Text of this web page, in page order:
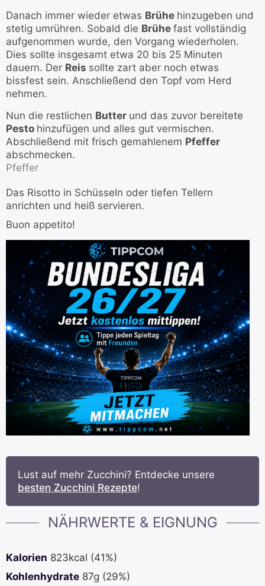
Danach immer wieder etwas Brühe hinzugeben und
stetig umrühren. Sobald die Brühe fast vollständig
aufgenommen wurde, den Vorgang wiederholen.
Dies sollte insgesamt etwa 20 bis 25 Minuten
dauern. Der Reis sollte zart aber noch etwas
bissfest sein. Anschließend den Topf vom Herd
nehmen.
Nun die restlichen Butter und das zuvor bereitete
Pesto hinzufügen und alles gut vermischen.
Abschließend mit frisch gemahlenem Pfeffer
abschmecken.
Pfeffer
Das Risotto in Schüsseln oder tiefen Tellern
anrichten und heiß servieren.
Buon appetito!
Lust auf mehr Zucchini? Entdecke unsere
besten Zucchini Rezepte!
NÄHRWERTE & EIGNUNG
Kalorien 823kcal (41%)
Kohlenhydrate 87g (29%)